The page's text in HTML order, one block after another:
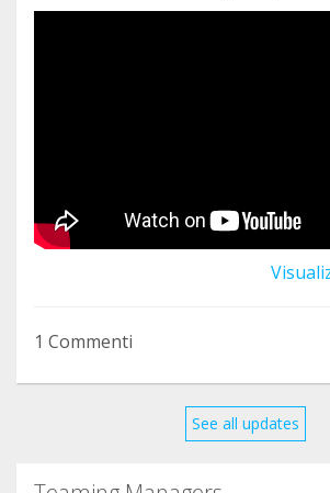
1 Commenti
See all updates